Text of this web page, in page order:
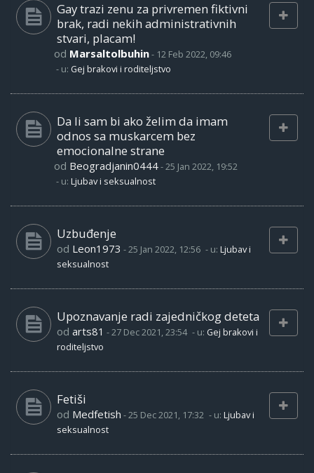
Gay trazi zenu za privremen fiktivni
brak, radi nekih administrativnih
stvari, placam!
od Marsaltolbuhin- 12 Feb 2022, 09:46
- u: Gej brakovi i roditeljstvo
Da li sam bi ako želim da imam
odnos sa muskarcem bez
emocionalne strane
od Beogradjanin0444-25 Jan 2022, 19:52
- u: Ljubav i seksualnost
Uzbuđenje
od Leon1973 -25 Jan 2022, 12:56 - u: Ljubav i
seksualnost
Upoznavanje radi zajedničkog deteta
od arts81 -27 Dec 2021, 23:54 - u: Gej brakovi i
roditeljstvo
Fetiši
od Medfetish -25 Dec 2021, 17:32 - u: Ljubav i
seksualnost